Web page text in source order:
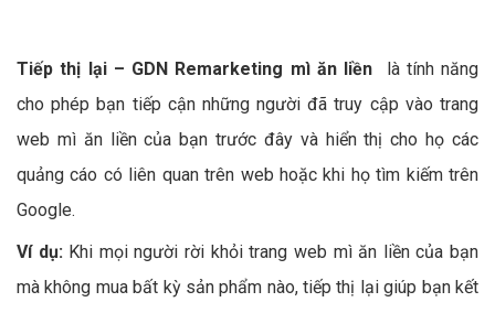
Tiếp thị lại – GDN Remarketing mì ăn liền
là tính năng
cho phép bạn tiếp cận những người đã truy cập vào trang
web mì ăn liền của bạn trước đây và hiển thị cho họ các
quảng cáo có liên quan trên web hoặc khi họ tìm kiếm trên
Google.
Ví dụ: Khi mọi người rời khỏi trang web mì ăn liền của bạn
mà không mua bất kỳ sản phẩm nào, tiếp thị lại giúp bạn kết